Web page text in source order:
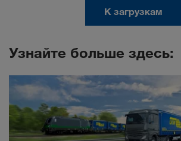
К загрузкам
Узнайте больше здесь: